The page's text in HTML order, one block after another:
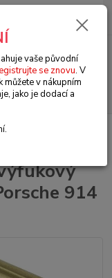
Menu
Hledat
0 Kč
(Engine parts)
914
vaše původní
se znovu. V
v nákupním
jako je dodací a